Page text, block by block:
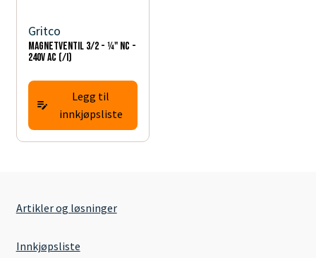
Gritco
Magnetventil 3/2 - ¼" NC -
240V AC (/I)
Legg til
innkjøpsliste
Artikler og løsninger
Innkjøpsliste